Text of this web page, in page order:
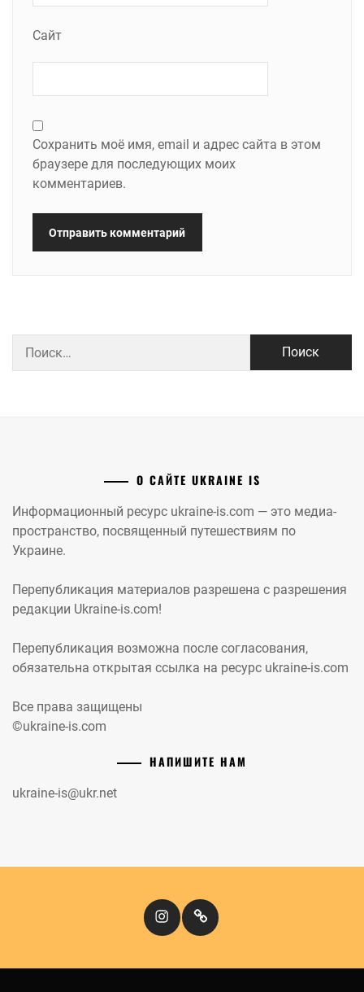
Сайт
Сохранить моё имя, email и адрес сайта в этом
браузере для последующих моих
комментариев.
О САЙТЕ UKRAINE IS
Информационный ресурс ukraine-is.com — это медиа-
пространство, посвященный путешествиям по
Украине.
Перепубликация материалов разрешена с разрешения
редакции Ukraine-is.com!
Перепубликация возможна после согласования,
обязательна открытая ссылка на ресурс ukraine-is.com
Все права защищены
©ukraine-is.com
НАПИШИТЕ НАМ
ukraine-is@ukr.net
InstagramКіномандри